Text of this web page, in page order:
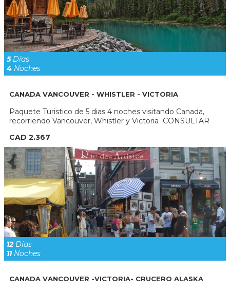
5Días
4 Noches
CANADA VANCOUVER - WHISTLER - VICTORIA
Paquete Turistico de 5 dias 4 noches visitando Canada,
recorriendo Vancouver, Whistler y Victoria CONSULTAR
CAD 2.367
12Días
11Noches
CANADA VANCOUVER -VICTORIA- CRUCERO ALASKA